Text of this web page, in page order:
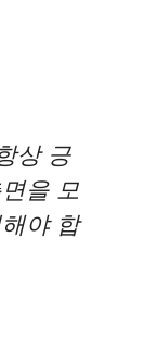
상 긍
을 모
야 합